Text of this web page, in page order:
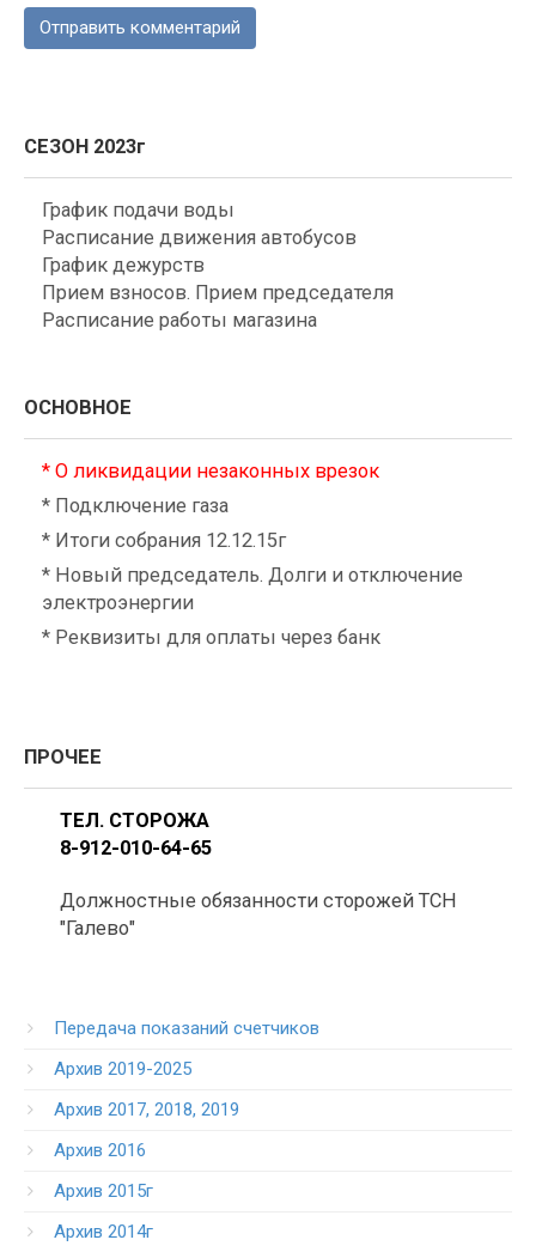
СЕЗОН 2023г
График подачи воды
Расписание движения автобусов
График дежурств
Прием взносов. Прием председателя
Расписание работы магазина
ОСНОВНОЕ
* О ликвидации незаконных врезок
* Подключение газа
* Итоги собрания 12.12.15г
* Новый председатель. Долги и отключение
электроэнергии
* Реквизиты для оплаты через банк
ПРОЧЕЕ
ТЕЛ. СТОРОЖА
8-912-010-64-65
Должностные обязанности сторожей ТСН
"Галево"
Передача показаний счетчиков
Архив 2019-2025
Архив 2017, 2018, 2019
Архив 2016
Архив 2015г
Архив 2014г